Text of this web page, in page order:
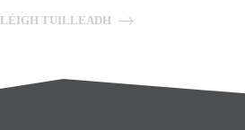
LÉIGH TUILLEADH